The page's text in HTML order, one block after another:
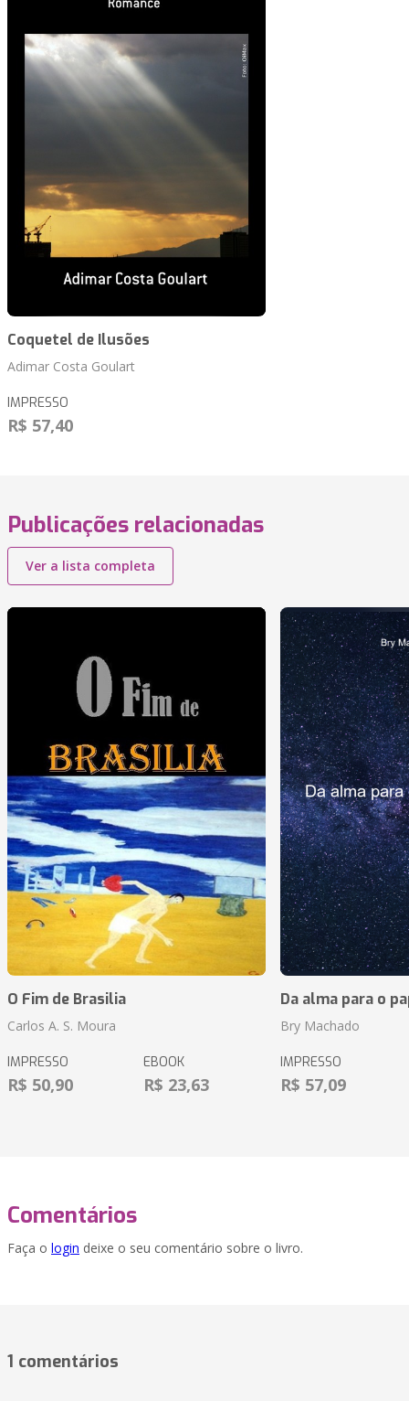
Coquetel de Ilusões
Adimar Costa Goulart
IMPRESSO
R$ 57,40
Publicações relacionadas
Ver a lista completa
O Fim de Brasilia
Carlos A. S. Moura
IMPRESSO
R$ 50,90
EBOOK
R$ 23,63
Da alma para o
Bry Machado
IMPRESSO
R$ 57,09
Comentários
Faça o login deixe o seu comentário sobre o livro.
1 comentários